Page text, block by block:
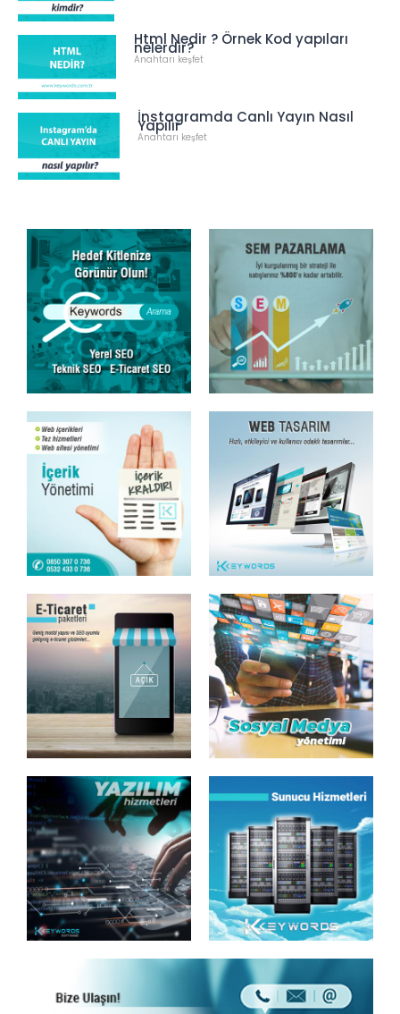
Html Nedir ? Örnek Kod yapıları
nelerdir?
Anahtarı keşfet
İnstagramda Canlı Yayın Nasıl
Yapılır
Anahtarı keşfet